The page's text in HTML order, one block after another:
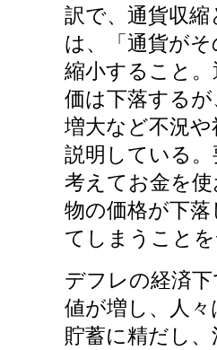
訳で、通貨収
は、「通貨が
縮小すること
価は下落する
増大など不況
説明している
考えてお金を
物の価格が下
てしまうこと
デフレの経済
値が増し、人
貯蓄に精だし